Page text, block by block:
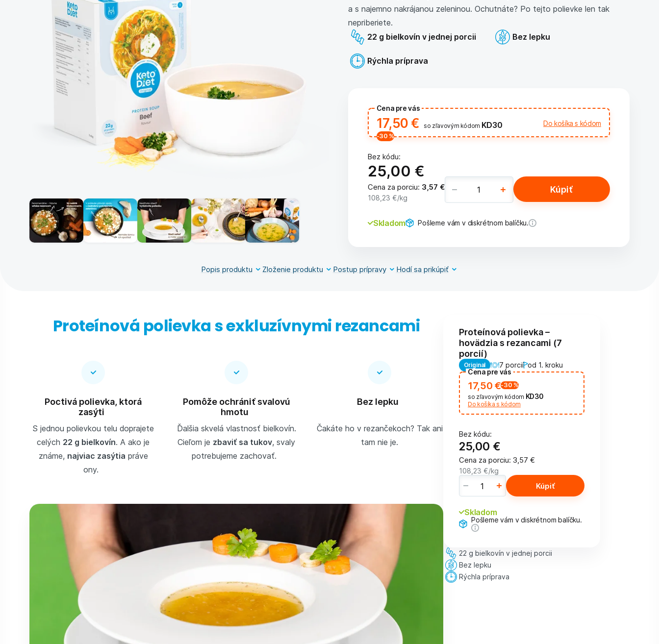
a s najemno nakrájanou zeleninou. Ochutnáte? Po tejto polievke len tak
nepriberiete.
22 g bielkovín v jednej porcii
Bez lepku
Rýchla príprava
Cena pre vás
17,50 €
-30 %
so zľavovým kódom KD30 Do košíka s kódom
Bez kódu:
25,00 €
Cena za porciu: 3,57 €
108,23 €/kg
Kúpiť
Skladom Pošleme vám v diskrétnom balíčku.
Popis produktu Zloženie produktu Postup prípravy Hodí sa prikúpiť
Proteínová polievka s exkluzívnymi rezancami
Poctivá polievka, ktorá
zasýti
S jednou polievkou telu doprajete
celých 22 g bielkovín. A ako je
známe, najviac zasýtia práve
ony.
Pomôže ochrániť svalovú
hmotu
Ďalšia skvelá vlastnosť bielkovín.
Cieľom je zbaviť sa tukov, svaly
potrebujeme zachovať.
Bez lepku
Čakáte ho v rezančekoch? Tak ani
tam nie je.
Proteínová polievka –
hovädzia s rezancami (7
porcií)
Original 7 porcií od 1. kroku
Cena pre vás
17,50 €-30 %
so zľavovým kódom KD30
Do košíka s kódom
Bez kódu:
25,00 €
Cena za porciu: 3,57 €
108,23 €/kg
Kúpiť
Skladom
Pošleme vám v diskrétnom balíčku.
22 g bielkovín v jednej porcii
Bez lepku
Rýchla príprava